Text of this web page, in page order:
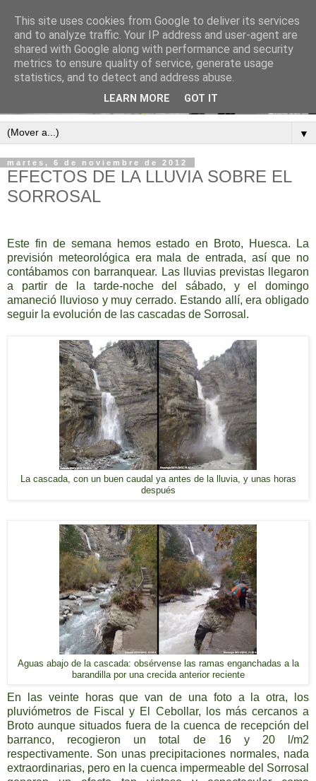
▼
martes, 6 de noviembre de 2012
EFECTOS DE LA LLUVIA SOBRE EL
SORROSAL
Este fin de semana hemos estado en Broto, Huesca. La
previsión meteorológica era mala de entrada, así que no
contábamos con barranquear. Las lluvias previstas llegaron
a partir de la tarde-noche del sábado, y el domingo
amaneció lluvioso y muy cerrado. Estando allí, era obligado
seguir la evolución de las cascadas de Sorrosal.
La cascada, con un buen caudal ya antes de la lluvia, y unas horas
después
Aguas abajo de la cascada: obsérvense las ramas enganchadas a la
barandilla por una crecida anterior reciente
En las veinte horas que van de una foto a la otra, los
pluviómetros de Fiscal y El Cebollar, los más cercanos a
Broto aunque situados fuera de la cuenca de recepción del
barranco, recogieron un total de 16 y 20 l/m2
respectivamente. Son unas precipitaciones normales, nada
extraordinarias, pero en la cuenca impermeable del Sorrosal
This site uses cookies from Google to deliver its services
and to analyze traffic. Your IP address and user-agent are
shared with Google along with performance and security
metrics to ensure quality of service, generate usage
statistics, and to detect and address abuse.
LEARN MORE GOT IT